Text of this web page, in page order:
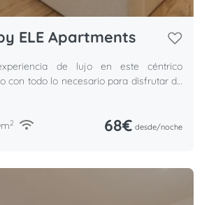
ELE Apartments
de lujo en este céntrico
con todo lo necesario para disfrutar de
m2 68€ desde/noche